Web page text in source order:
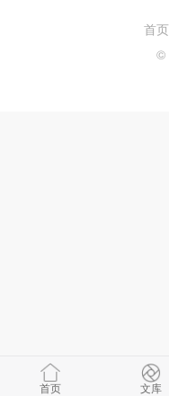
首页 文库
首页
©